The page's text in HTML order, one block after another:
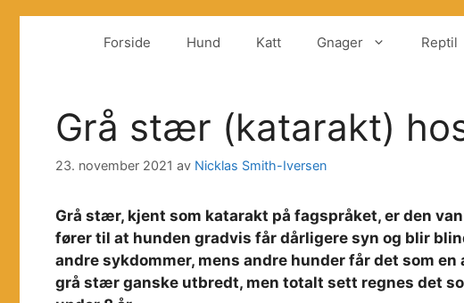
Forside Hund Katt Gnager Reptil
Grå stær (katarakt)
23. november 2021 av Nicklas Smith-Iversen
Grå stær, kjent som katarakt på fagspråket, er den
fører til at hunden gradvis får dårligere syn og blir
andre sykdommer, mens andre hunder får det som
grå stær ganske utbredt, men totalt sett regnes det